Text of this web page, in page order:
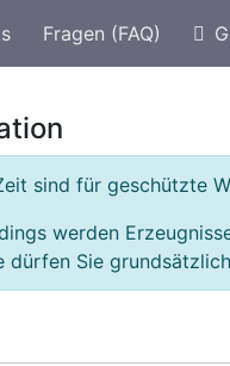
Fragen (FAQ)
sind für geschützte
werden
dürfen Sie